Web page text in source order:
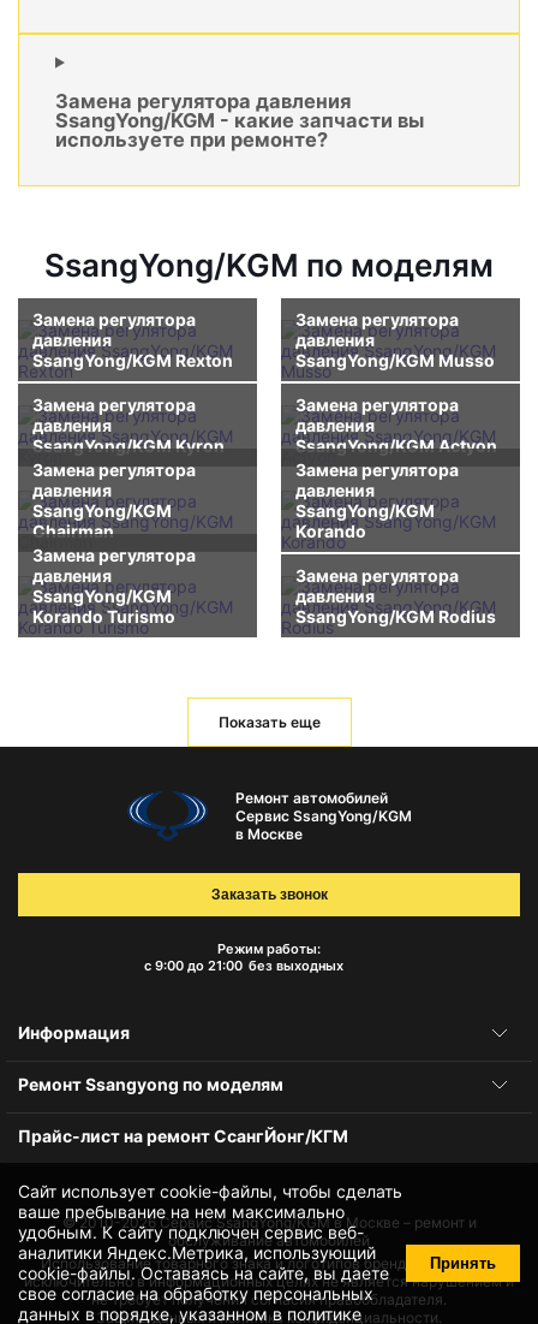
Замена регулятора давления
SsangYong/KGM - какие запчасти вы
используете при ремонте?
SsangYong/KGM по моделям
Замена регулятора
давления
SsangYong/KGM Rexton
Замена регулятора
давления
SsangYong/KGM Musso
Замена регулятора
давления
SsangYong/KGM Kyron
Замена регулятора
давления
SsangYong/KGM Actyon
Замена регулятора
давления
SsangYong/KGM
Chairman
Замена регулятора
давления
SsangYong/KGM
Korando
Замена регулятора
давления
SsangYong/KGM
Korando Turismo
Замена регулятора
давления
SsangYong/KGM Rodius
Показать еще
Сайт использует cookie-файлы, чтобы сделать
ваше пребывание на нем максимально
удобным. К cайту подключен сервис веб-
аналитики Яндекс.Метрика, использующий
cookie-файлы. Оставаясь на сайте, вы даете
своесогласие на обработку персональных
данных в порядке, указанном в политике
Принять
Ремонт автомобилей
Сервис SsangYong/KGM
в Москве
Режим работы:
с 9:00 до 21:00 без выходных
Заказать звонок
Информация
Ремонт Ssangyong по моделям
Прайс-лист на ремонт СсангЙонг/КГМ
© 2010-2026Сервис SsangYong/KGM в Москве – ремонт и
обслуживание автомобилей
Использование товарного знака и логотипов бренда происходит
исключительно в информационных целях не является нарушением и
не требует получения согласия правообладателя.
Защита данных и политика конфиденциальности.